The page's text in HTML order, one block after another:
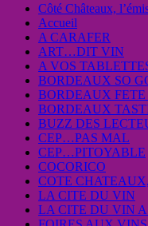
Côté Châteaux,
Accueil
A CARAFER
ART…DIT VIN
A VOS
BORDEAUX SO
BORDEAUX
BORDEAUX
BUZZ DES
CEP…PAS MAL
CEP…PITOYABLE
COCORICO
COTE
LA CITE DU VIN
LA CITE DU VIN